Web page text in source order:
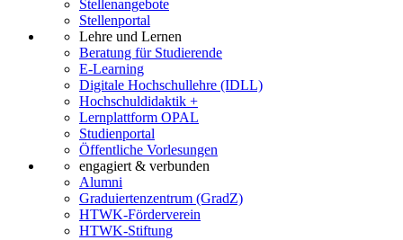
Stellenangebote
Stellenportal
Lehre und Lernen
Beratung für Studierende
E-Learning
Digitale Hochschullehre (IDLL)
Hochschuldidaktik +
Lernplattform OPAL
Studienportal
Öffentliche Vorlesungen
engagiert & verbunden
Alumni
Graduiertenzentrum (GradZ)
HTWK-Förderverein
HTWK-Stiftung